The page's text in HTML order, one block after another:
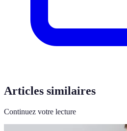
Articles similaires
Continuez votre lecture